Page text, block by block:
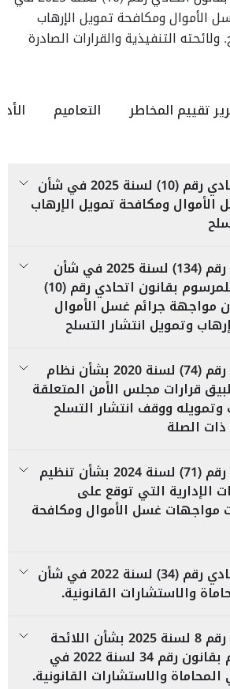
الأموال ومكافحة تمويل الإرهاب
التنفيذية والقرارات الصادرة
تقييم المخاطر التعاميم
مرسوم بقانون اتحادي رقم (10) لسنة 2025 في شأن
ومكافحة تمويل الإرهاب
قرار مجلس الوزراء رقم (134) لسنة 2025 في شأن
اللائحة التنفيذية للمرسوم بقانون اتحادي رقم (10)
في شأن مواجهة جرائم غسل الأموال
وتمويل انتشار التسلح
قرار مجلس الوزراء رقم (74) لسنة 2020 بشأن نظام
قرارات مجلس الأمن المتعلقة
وتمويله ووقف انتشار التسلح
ذات الصلة
قرار مجلس الوزراء رقم (71) لسنة 2024 بشأن تنظيم
الإدارية التي توقع على
مواجهات غسل الأموال ومكافحة
مرسوم بقانون اتحادي رقم (34) لسنة 2022 في شأن
والاستشارات القانونية.
قرار مجلس الوزراء رقم 8 لسنة 2025 بشأن اللائحة
التنفيذية للمرسوم بقانون رقم 34 لسنة 2022 في
والاستشارات القانونية.